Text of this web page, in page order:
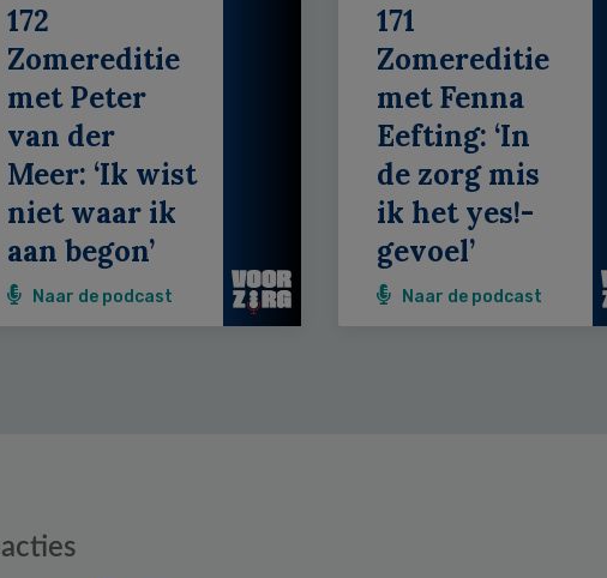
172
Zomereditie
met Peter
van der
Meer: ‘Ik wist
niet waar ik
aan begon’
Naar de podcast
171
Zomereditie
met Fenna
Eefting: ‘In
de zorg mis
ik het yes!-
gevoel’
Naar de podcast